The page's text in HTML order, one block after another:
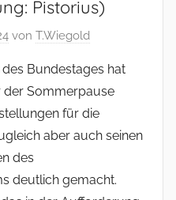
Pistorius)
von T.Wiegold
Bundestages hat
der Sommerpause
für die
aber auch seinen
des
deutlich gemacht.